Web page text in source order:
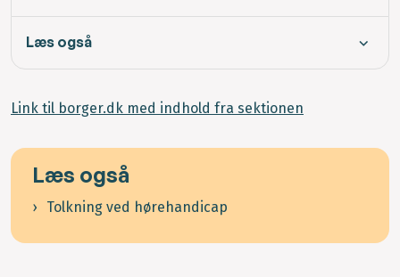
Læs også
Link til borger.dk med indhold fra sektionen
Læs også
Tolkning ved hørehandicap